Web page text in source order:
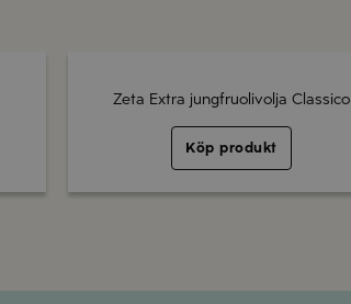
Zeta Extra jungfruolivolja Classico
Köp produkt